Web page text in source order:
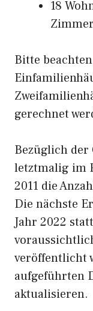
18
Bitte
gerechnet
Bezüglich der
letztmalig im
2011 die
Die nächste
Jahr 2022
veröffentlicht
aufgeführten
aktualisieren.